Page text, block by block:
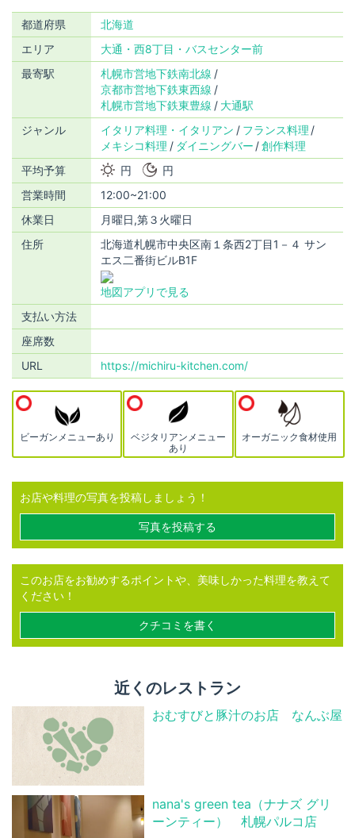
都道府県
北海道
エリア
大通・西8丁目・バスセンター前
最寄駅
札幌市営地下鉄南北線
京都市営地下鉄東西線
札幌市営地下鉄東豊線
大通駅
ジャンル
イタリア料理・イタリアン
フランス料理
メキシコ料理
ダイニングバー
創作料理
平均予算
円
円
営業時間
12:00~21:00
休業日
月曜日,第３火曜日
住所
北海道札幌市中央区南１条西2丁目1－４ サン
エス二番街ビルB1F
地図アプリで見る
支払い方法
座席数
URL
https://michiru-kitchen.com/
ビーガンメニューあり
ベジタリアンメニュー
あり
オーガニック食材使用
お店や料理の写真を投稿しましょう！
写真を投稿する
このお店をお勧めするポイントや、美味しかった料理を教えて
ください！
クチコミを書く
近くのレストラン
おむすびと豚汁のお店 なんぶ屋
nana's green tea（ナナズ グリ
ーンティー） 札幌パルコ店